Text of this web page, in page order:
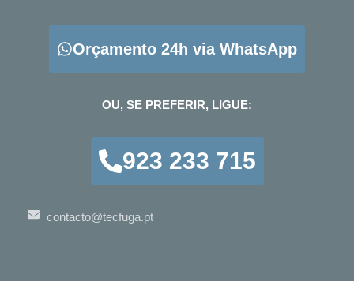
Orçamento 24h via WhatsApp
OU, SE PREFERIR, LIGUE:
923 233 715
contacto@tecfuga.pt